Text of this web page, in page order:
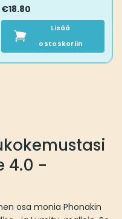
€18.80
Lisää
ostoskoriin
4.0 -
osa monia Phonakin